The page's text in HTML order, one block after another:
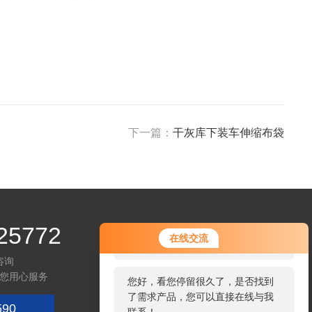
在线交流
您好！欢迎前来咨询，很高兴为您
服务，请问您要咨询什么问题呢？
您好，看您停留很久了，是否找到
了需求产品，您可以直接在线与我
下一篇： 干灰库下装车伸缩布袋
询
用心服务